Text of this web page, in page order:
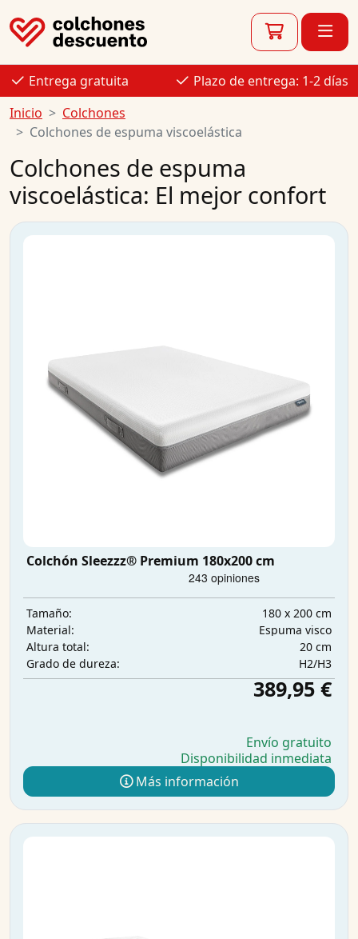
Entrega gratuita
Plazo de entrega: 1-2 días
Inicio
Colchones
Colchones de espuma viscoelástica
Colchones de espuma
viscoelástica: El mejor confort
Colchón Sleezzz® Premium 180x200 cm
Tamaño:
180 x 200 cm
Material:
Espuma visco
Altura total:
20 cm
Grado de dureza:
H2/H3
389,95 €
Envío gratuito
Disponibilidad inmediata
Más información